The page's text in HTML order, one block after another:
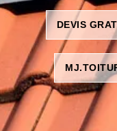
DEVIS